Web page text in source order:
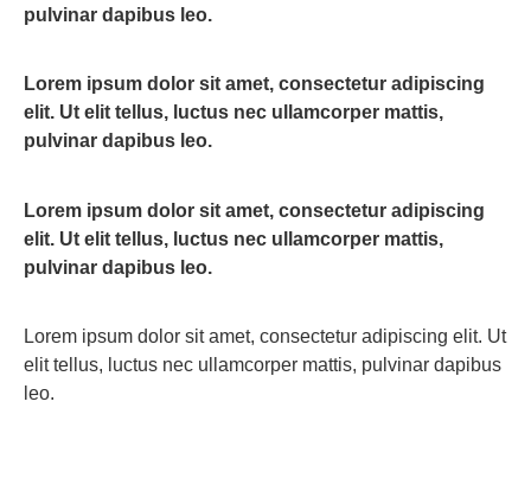
pulvinar dapibus leo.
Lorem ipsum dolor sit amet, consectetur adipiscing
elit. Ut elit tellus, luctus nec ullamcorper mattis,
pulvinar dapibus leo.
Lorem ipsum dolor sit amet, consectetur adipiscing
elit. Ut elit tellus, luctus nec ullamcorper mattis,
pulvinar dapibus leo.
Lorem ipsum dolor sit amet, consectetur adipiscing elit. Ut
elit tellus, luctus nec ullamcorper mattis, pulvinar dapibus
leo.